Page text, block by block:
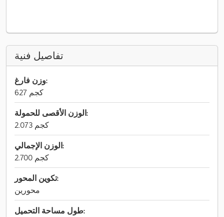
تفاصيل فنية
وزن فارغ:
627 كجم
الوزن الأقصى للحمولة:
2.073 كجم
الوزن الإجمالي:
2.700 كجم
تكوين المحور:
محورين
طول مساحة التحميل: